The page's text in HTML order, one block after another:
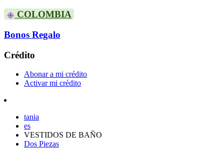
COLOMBIA
Bonos Regalo
Crédito
Abonar a mi crédito
Activar mi crédito
tania
es
VESTIDOS DE BAÑO
Dos Piezas